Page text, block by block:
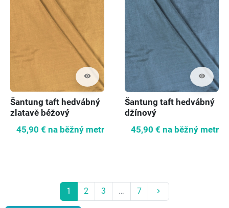
visibility
Šantung taft hedvábný
zlatavě béžový
45,90 € na běžný metr
visibility
Šantung taft hedvábný
džínový
45,90 € na běžný metr
1 2 3 … 7 keyboard_arrow_right